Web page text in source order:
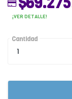
¡VER DETALLE!
Cantidad